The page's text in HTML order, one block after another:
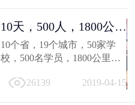
10天，500人，1800公
里；不负韶...
10个省，19个城市，50家学
校，500名学员，1800公里，
地方...26139 2019-04-15